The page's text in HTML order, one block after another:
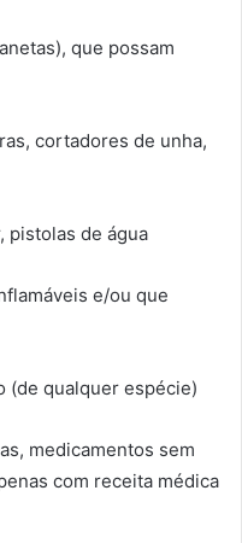
que possam
cortadores de unha,
pistolas de água
e/ou que
(de qualquer espécie)
medicamentos sem
com receita médica